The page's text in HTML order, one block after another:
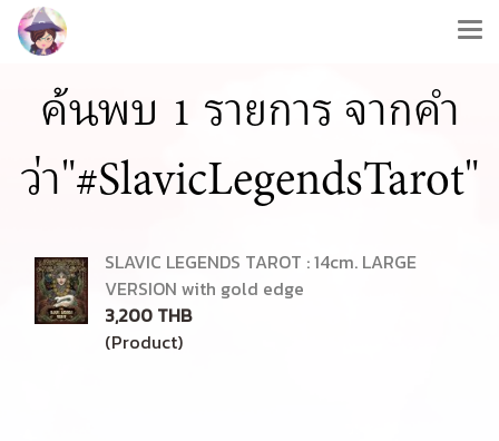
ค้นพบ 1 รายการ จากคำ
ว่า"#SlavicLegendsTarot"
SLAVIC LEGENDS TAROT : 14cm. LARGE
VERSION with gold edge
3,200 THB
(Product)